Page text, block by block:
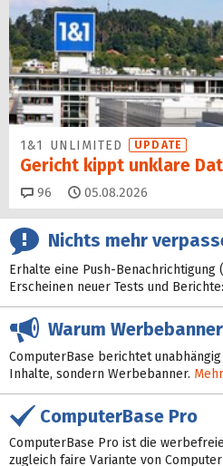
1&1 UNLIMITED UPDATE
Gericht kippt unklare
96 Kommentare
05.08.2026
Nichts mehr
Erhalte eine Push-
Erscheinen neuer Tests und Berichte:
Warum
ComputerBase berichtet
Inhalte, sondern Werbebanner.
ComputerBase Pro
ComputerBase Pro ist die
zugleich faire Variante von